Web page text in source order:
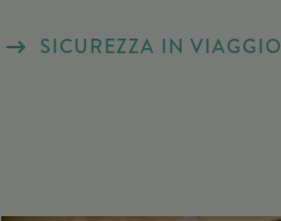
SICUREZZA IN VIAGGIO